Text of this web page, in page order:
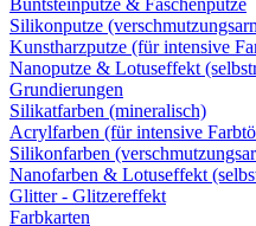
Buntsteinputze & Faschenputze
Silikonputze
Kunstharzputze (für intensive
Nanoputze & Lotuseffekt
Grundierungen
Silikatfarben (mineralisch)
Acrylfarben (für intensive
Silikonfarben
Nanofarben & Lotuseffekt
Glitter - Glitzereffekt
Farbkarten